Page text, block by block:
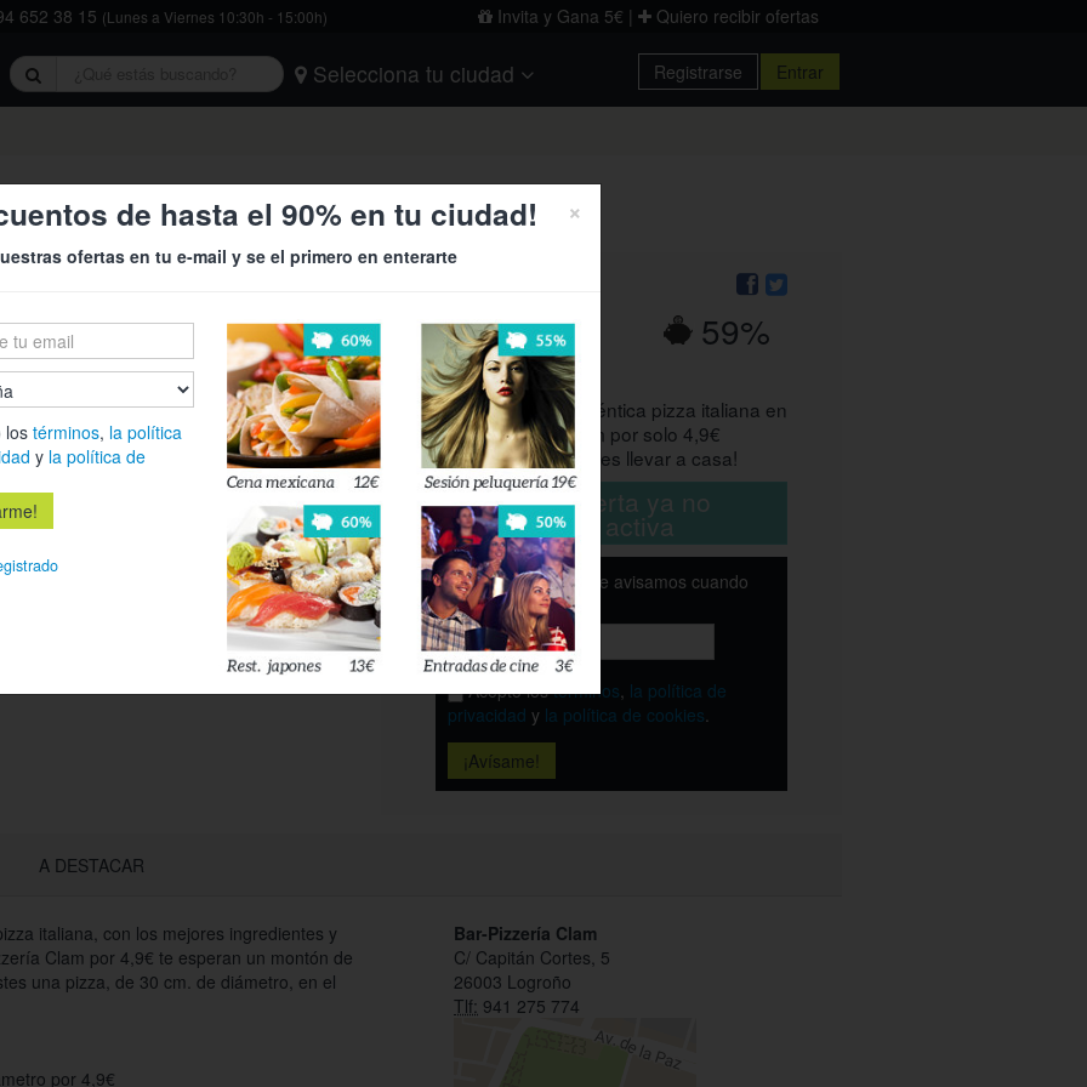
652 38 15 (Lunes a Viernes 10:30h - 15:00h) Invita y Gana 5€ | Quiero recibir ofertas
Selecciona tu ciudad Registrarse Entrar
Valencia Vitoria
italiana en Clam›
4,90€
11,67€
59%
Disfruta de una auténtica pizza italiana en
el Bar Pizzería Clam por solo 4,9€
¡También te la puedes llevar a casa!
Esta oferta ya no
está activa
Déjanos tu email y te avisamos cuando
esté disponible
Acepto lostérminos, la política de
privacidad y la política de cookies.
A DESTACAR
italiana, con los mejores ingredientes y
Clam por 4,9€ te esperan un montón de
una pizza, de 30 cm. de diámetro, en el
por 4,9€
Bar-Pizzería Clam
C/ Capitán Cortes, 5
26003 Logroño
Tlf: 941 275 774
×
de hasta el 90% en tu ciudad!
ofertas en tu e-mail y se el primero en enterarte
lostérminos, la política
y la política de